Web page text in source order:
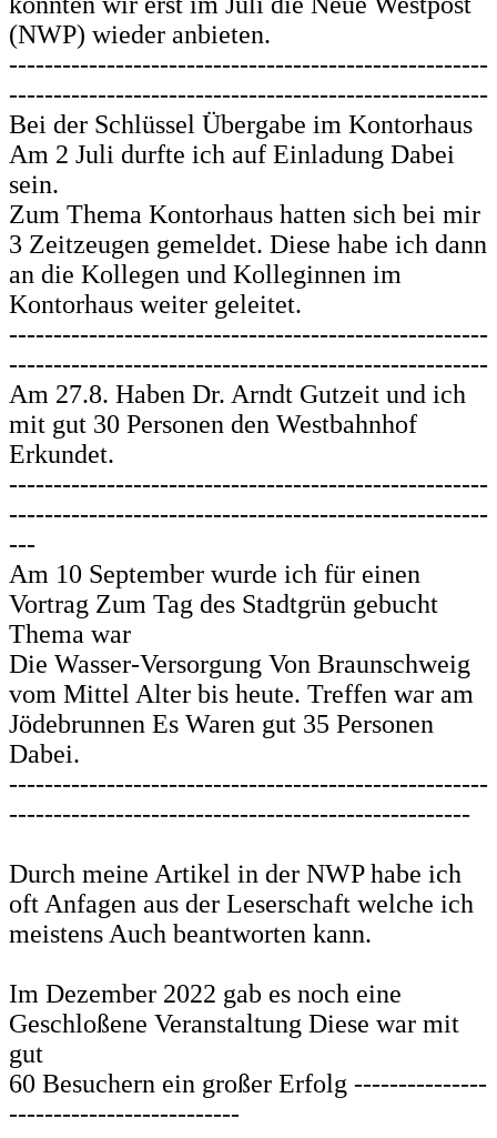
(NWP) wieder anbieten.
------------------------------------------------------
------------------------------------------------------
Bei der Schlüssel Übergabe im Kontorhaus
Am 2 Juli durfte ich auf Einladung Dabei
sein.
Zum Thema Kontorhaus hatten sich bei mir
3 Zeitzeugen gemeldet. Diese habe ich dann
an die Kollegen und Kolleginnen im
Kontorhaus weiter geleitet.
------------------------------------------------------
------------------------------------------------------
Am 27.8. Haben Dr. Arndt Gutzeit und ich
mit gut 30 Personen den Westbahnhof
Erkundet.
------------------------------------------------------
------------------------------------------------------
---
Am 10 September wurde ich für einen
Vortrag Zum Tag des Stadtgrün gebucht
Thema war
Die Wasser-Versorgung Von Braunschweig
vom Mittel Alter bis heute. Treffen war am
Jödebrunnen Es Waren gut 35 Personen
Dabei.
------------------------------------------------------
----------------------------------------------------
Durch meine Artikel in der NWP habe ich
oft Anfagen aus der Leserschaft welche ich
meistens Auch beantworten kann.
Im Dezember 2022 gab es noch eine
Geschloßene Veranstaltung Diese war mit
gut
60 Besuchern ein großer Erfolg ---------------
--------------------------